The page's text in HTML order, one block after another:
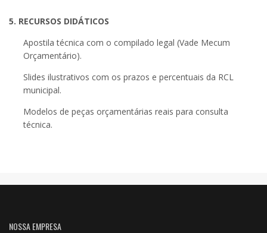
5. RECURSOS DIDÁTICOS
Apostila técnica com o compilado legal (Vade Mecum
Orçamentário).
Slides ilustrativos com os prazos e percentuais da RCL
municipal.
Modelos de peças orçamentárias reais para consulta
técnica.
NOSSA EMPRESA